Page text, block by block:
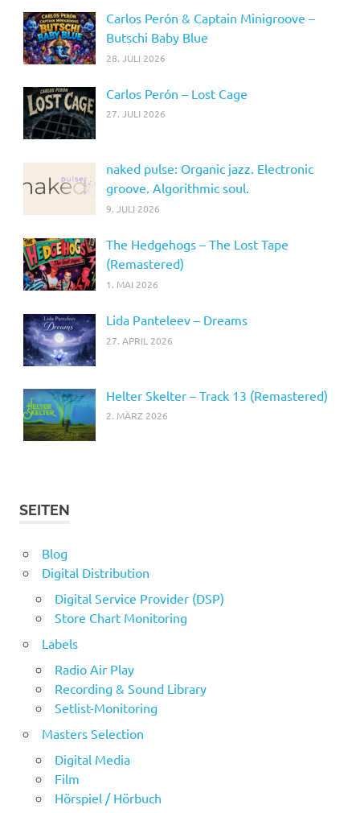
Carlos Perón & Captain Minigroove –
Butschi Baby Blue
28. JULI 2026
Carlos Perón – Lost Cage
27. JULI 2026
naked pulse: Organic jazz. Electronic
groove. Algorithmic soul.
9. JULI 2026
The Hedgehogs – The Lost Tape
(Remastered)
1. MAI 2026
Lida Panteleev – Dreams
27. APRIL 2026
Helter Skelter – Track 13 (Remastered)
2. MÄRZ 2026
SEITEN
Blog
Digital Distribution
Digital Service Provider (DSP)
Store Chart Monitoring
Labels
Radio Air Play
Recording & Sound Library
Setlist-Monitoring
Masters Selection
Digital Media
Film
Hörspiel / Hörbuch